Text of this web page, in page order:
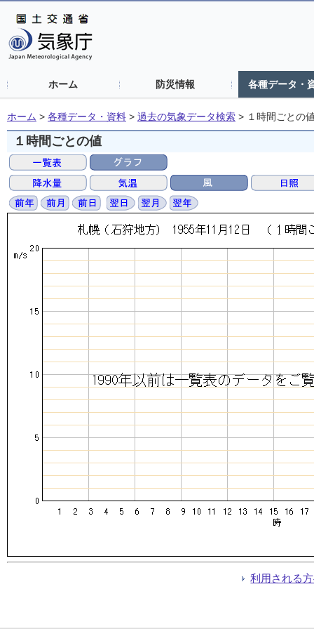
ホーム 防災情報 各種データ・
ホーム > 各種データ・資料 > 過去の気象データ検索 > １時間ごとの
１時間ごとの値
利用される